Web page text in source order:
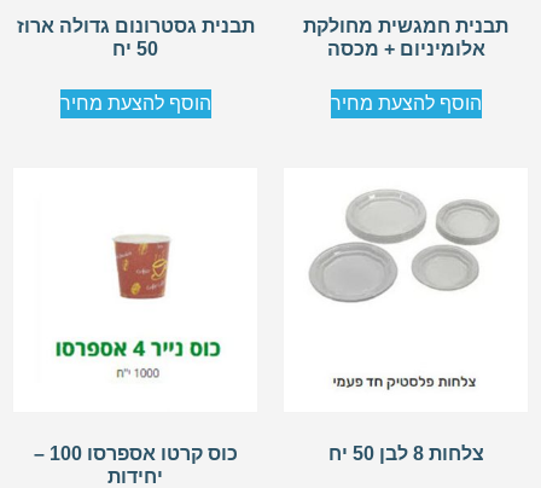
תבנית חמגשית מחולקת
אלומיניום + מכסה
הוסף להצעת מחיר
תבנית גסטרונום גדולה ארוז
50 יח
הוסף להצעת מחיר
צלחות 8 לבן 50 יח
כוס קרטו אספרסו 100 –
יחידות